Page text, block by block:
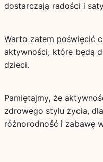
dostarczają radości i
Warto zatem poświęcić
aktywności, które będą
dzieci.
Pamiętajmy, że
zdrowego stylu życia,
różnorodność i zabawę